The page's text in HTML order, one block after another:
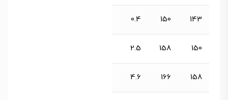
143
150
0.4
150
158
2.5
158
166
4.6